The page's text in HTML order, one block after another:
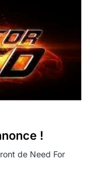
!
de Need For